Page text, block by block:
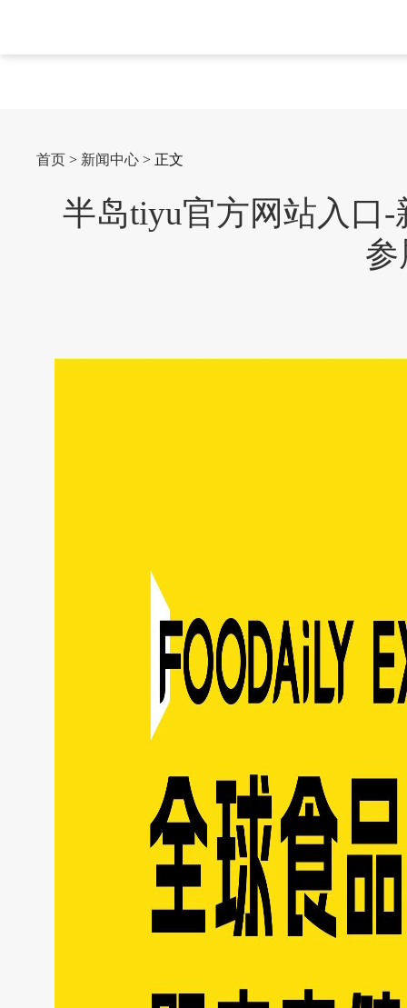
首页 > 新闻中心 > 正文
半岛tiyu官方网站入口
参